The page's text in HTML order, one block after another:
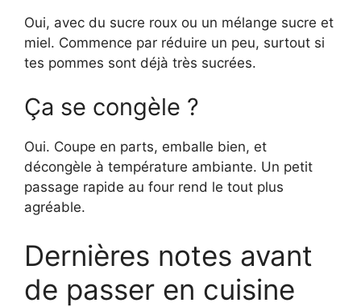
Oui, avec du sucre roux ou un mélange sucre et
miel. Commence par réduire un peu, surtout si
tes pommes sont déjà très sucrées.
Ça se congèle ?
Oui. Coupe en parts, emballe bien, et
décongèle à température ambiante. Un petit
passage rapide au four rend le tout plus
agréable.
Dernières notes avant
de passer en cuisine